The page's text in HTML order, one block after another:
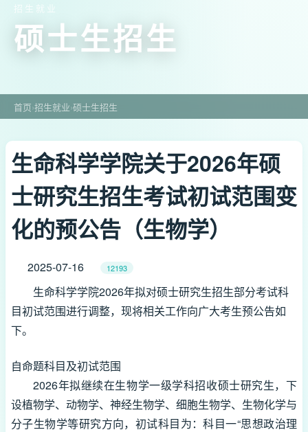
招生就业
硕士生招生
首页›招生就业›硕士生招生
生命科学学院关于2026年硕
士研究生招生考试初试范围变
化的预公告（生物学）
2025-07-16 12193
生命科学学院2026年拟对硕士研究生招生部分考试科
目初试范围进行调整，现将相关工作向广大考生预公告如
下。
自命题科目及初试范围
2026年拟继续在生物学一级学科招收硕士研究生，下
设植物学、动物学、神经生物学、细胞生物学、生物化学与
分子生物学等研究方向，初试科目为：科目一“思想政治理